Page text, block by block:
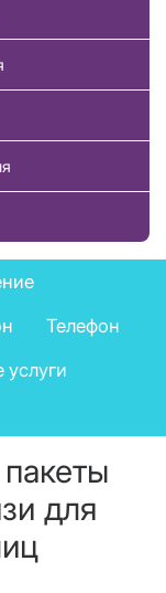
Телефон
услуги
для